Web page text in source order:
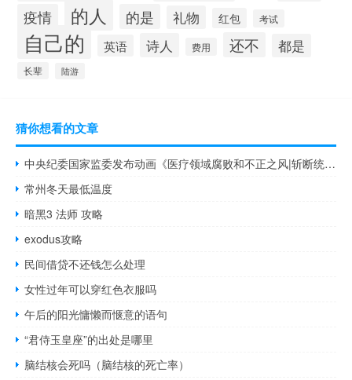
疫情 的人 的是 礼物 红包 考试
自己的 英语 诗人 费用 还不 都是
长辈 陆游
猜你想看的文章
中央纪委国家监委发布动画《医疗领域腐败和不正之风|斩断统方数据利益链》
常州冬天最低温度
暗黑3 法师 攻略
exodus攻略
民间借贷不还钱怎么处理
女性过年可以穿红色衣服吗
午后的阳光慵懒而惬意的语句
“君侍玉皇座”的出处是哪里
脑结核会死吗（脑结核的死亡率）